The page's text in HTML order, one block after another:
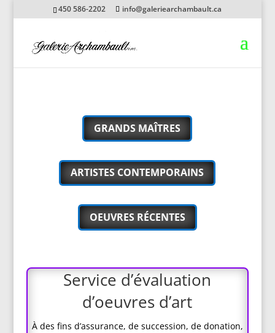
450 586-2202 info@galeriearchambault.ca
GRANDS MAÎTRES
ARTISTES CONTEMPORAINS
OEUVRES RÉCENTES
Service d’évaluation
d’oeuvres d’art
À des fins d’assurance, de succession, de donation,